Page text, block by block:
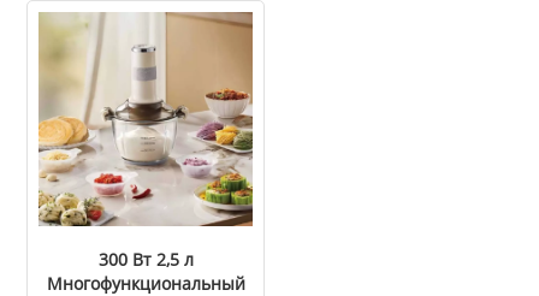
300 Вт 2,5 л
Многофункциональный